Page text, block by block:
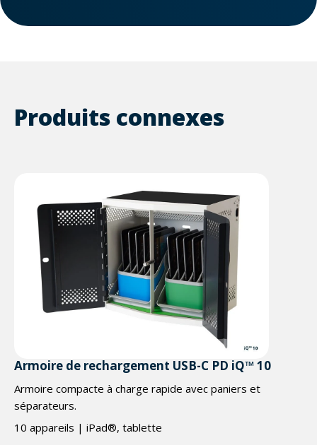
Produits connexes
Armoire de rechargement USB-C PD iQ™ 10
Armoire compacte à charge rapide avec paniers et
séparateurs.
10 appareils | iPad®, tablette